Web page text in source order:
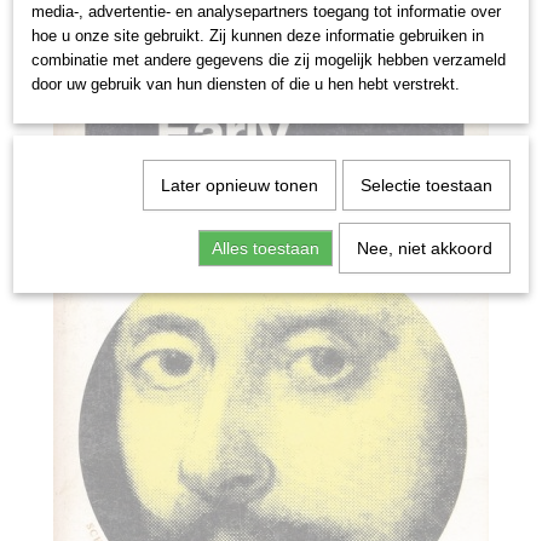
media-, advertentie- en analysepartners toegang tot informatie over
hoe u onze site gebruikt. Zij kunnen deze informatie gebruiken in
combinatie met andere gegevens die zij mogelijk hebben verzameld
door uw gebruik van hun diensten of die u hen hebt verstrekt.
Later opnieuw tonen Selectie toestaan
Alles toestaan Nee, niet akkoord